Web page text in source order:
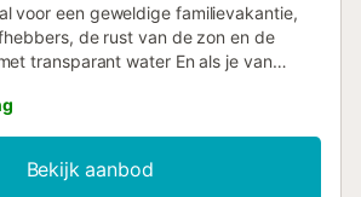
voor een geweldige familievakantie,
de rust van de zon en de
transparant water En als je van
een voortreffelijke variëteit aan
producten die op ons land worden
olijfolie, groenten en fruit, en de vis
in onze baai worden verzameld
Bekijk aanbod